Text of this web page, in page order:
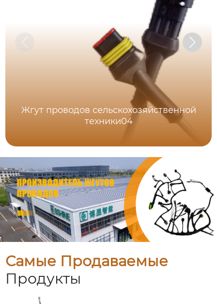
Жгут проводов сельскохозяйственной
техники04
Самые Продаваемые
Продукты